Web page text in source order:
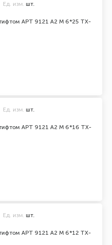
АРТ 9121 А2 M 6*25 TX-
Ед. изм. шт.
АРТ 9121 А2 M 6*16 TX-
Ед. изм. шт.
АРТ 9121 А2 M 6*12 TX-
Ед. изм. шт.